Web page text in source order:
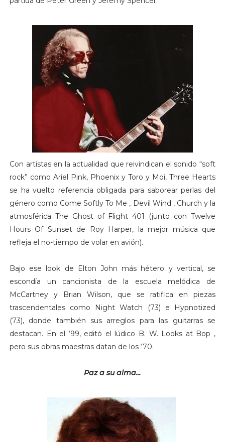
Con artistas en la actualidad que reivindican el sonido “soft
rock” como Ariel Pink, Phoenix y Toro y Moi, Three Hearts
se ha vuelto referencia obligada para saborear perlas del
género como Come Softly To Me , Devil Wind , Church y la
atmosférica The Ghost of Flight 401 (junto con Twelve
Hours Of Sunset de Roy Harper, la mejor música que
refleja el no-tiempo de volar en avión).
Bajo ese look de Elton John más hétero y vertical, se
escondía un cancionista de la escuela melódica de
McCartney y Brian Wilson, que se ratifica en piezas
trascendentales como Night Watch (73) e Hypnotized
(73), donde también sus arreglos para las guitarras se
destacan. En el ‘99, editó el lúdico B. W. Looks at Bop ,
pero sus obras maestras datan de los ‘70.
Paz a su alma...